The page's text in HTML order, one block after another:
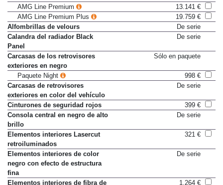
AMG Line Advanced Plus
5.282 €
AMG Line Premium
13.141 €
AMG Line Premium Plus
19.759 €
Alfombrillas de velours
De serie
Calandra del radiador Black
Panel
Carcasas de los retrovisores
exteriores en negro
Paquete Night
998 €
Carcasas de retrovisores
exteriores en color del vehículo
Cinturones de seguridad rojos
399 €
Consola central en negro de alto
brillo
Elementos interiores Lasercut
retroiluminados
Elementos interiores de color
negro con efecto de estructura
fina